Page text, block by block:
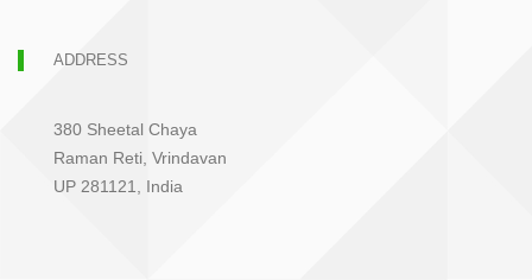
ADDRESS
380 Sheetal Chaya
Raman Reti, Vrindavan
UP 281121, India